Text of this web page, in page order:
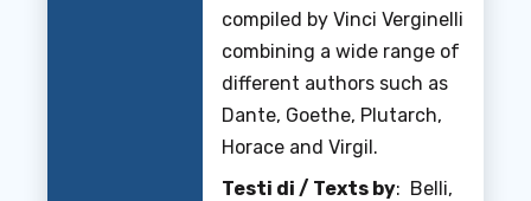
compiled by Vinci Verginelli
combining a wide range of
different authors such as
Dante, Goethe, Plutarch,
Horace and Virgil.
Testi di / Texts by: Belli,